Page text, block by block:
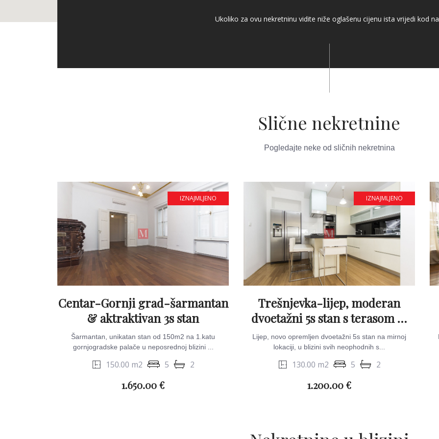
Ukoliko za ovu nekretninu vidite niže oglašenu cijenu ista vrijedi kod
Slične nekretnine
Pogledajte neke od sličnih nekretnina
IZNAJMLJENO
Centar-Gornji grad-šarmantan
& aktraktivan 3s stan
Šarmantan, unikatan stan od 150m2 na 1.katu
gornjogradske palače u neposrednoj blizini ...
150.00 m2 5 2
1.650.00 €
IZNAJMLJENO
Trešnjevka-lijep, moderan
dvoetažni 5s stan s terasom &
parkingom
Lijep, novo opremljen dvoetažni 5s stan na mirnoj
lokaciji, u blizini svih neophodnih s...
130.00 m2 5 2
1.200.00 €